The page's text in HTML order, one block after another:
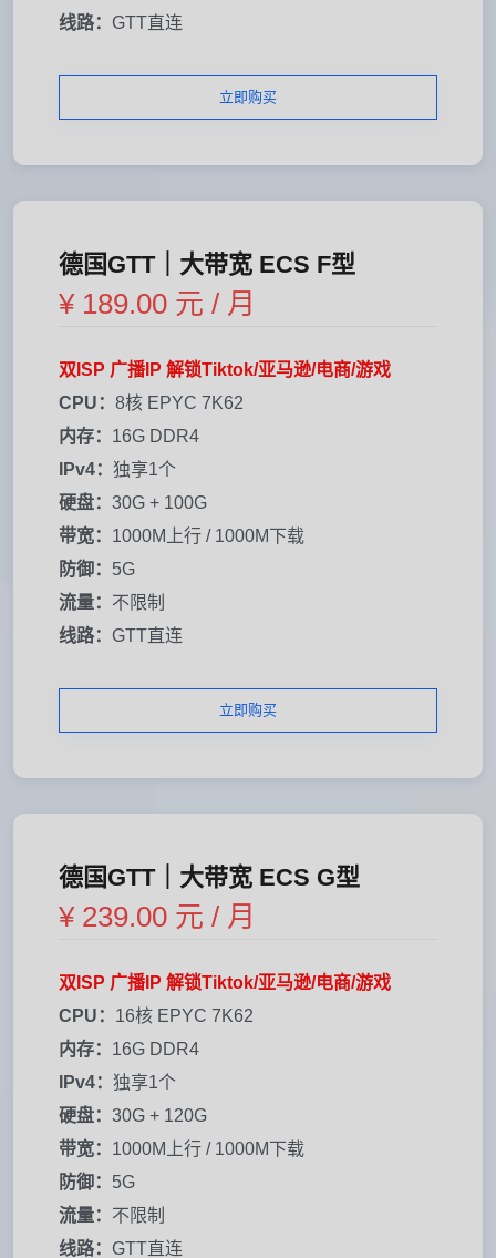
线路： GTT直连
立即购买
德国GTT｜大带宽 ECS F型
¥ 189.00 元 / 月
双ISP 广播IP 解锁Tiktok/亚马逊/电商/游戏
CPU： 8核 EPYC 7K62
内存： 16G DDR4
IPv4： 独享1个
硬盘： 30G + 100G
带宽： 1000M上行 / 1000M下载
防御： 5G
流量： 不限制
线路： GTT直连
立即购买
德国GTT｜大带宽 ECS G型
¥ 239.00 元 / 月
双ISP 广播IP 解锁Tiktok/亚马逊/电商/游戏
CPU： 16核 EPYC 7K62
内存： 16G DDR4
IPv4： 独享1个
硬盘： 30G + 120G
带宽： 1000M上行 / 1000M下载
防御： 5G
流量： 不限制
线路： GTT直连